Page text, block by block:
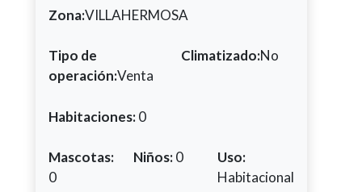
Zona:VILLAHERMOSA
Tipo de
operación:Venta
Climatizado:No
Habitaciones:0
Mascotas:
0
Niños:0
Uso:
Habitacional